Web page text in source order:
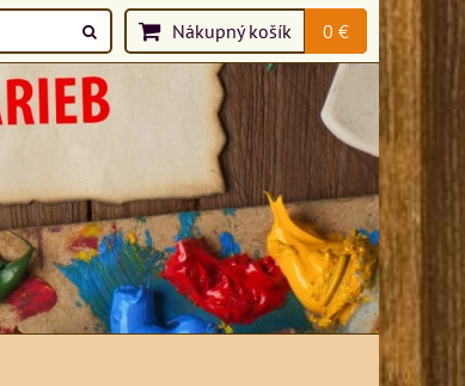
Nákupný košík 0 €